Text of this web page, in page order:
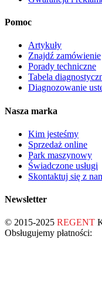
Pomoc
Artykuły
Znajdź zamówienie
Porady techniczne
Tabela
Diagnozowanie
Nasza marka
Kim jesteśmy
Sprzedaż online
Park maszynowy
Świadczone usługi
Skontaktuj się z
Newsletter
© 2015-2025 REGENT
Obsługujemy płatności: